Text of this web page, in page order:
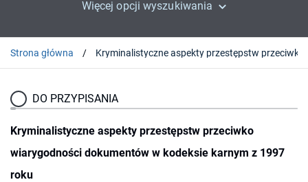
Więcej opcji wyszukiwania
Strona główna
DO PRZYPISANIA
Kryminalistyczne aspekty przestępstw przeciwko
wiarygodności dokumentów w kodeksie karnym z 1997
roku